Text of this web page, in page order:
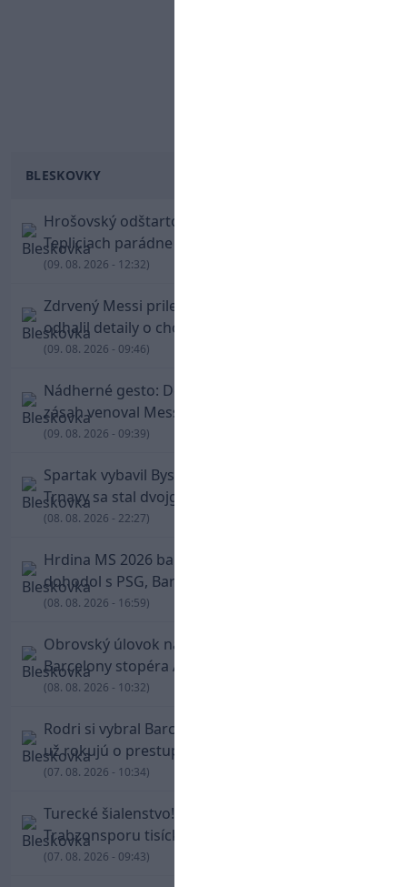
BLESKOVKY
Hrošovský odštartoval šialenú prestrelku! V
Tepliciach parádne skóroval už v prvej minúte
(09. 08. 2026 - 12:32)
Zdrvený Messi priletel do Argentíny, denník
odhalil detaily o chorobe jeho otca
(09. 08. 2026 - 09:46)
Nádherné gesto: De Paul po góle odhalil dres,
zásah venoval Messimu po strate otca
(09. 08. 2026 - 09:39)
Spartak vybavil Bystricu za pár minút: Hrdinom
Trnavy sa stal dvojgólový Polťák
(08. 08. 2026 - 22:27)
Hrdina MS 2026 balí kufre! Ferran Torres sa
dohodol s PSG, Barcelona mu brániť nebude
(08. 08. 2026 - 16:59)
Obrovský úlovok na Anfielde: Liverpool získal z
Barcelony stopéra Arauja
(08. 08. 2026 - 10:32)
Rodri si vybral Barcelonu a odmietol Real. Kluby
už rokujú o prestupovej čiastke
(07. 08. 2026 - 10:34)
Turecké šialenstvo! Salaha vítali na štadióne
Trabzonsporu tisícky fanúšikov
(07. 08. 2026 - 09:43)